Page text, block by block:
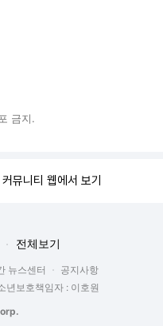
금지.
뮤니티 웹에서 보기
전체보기
뉴스센터
공지사항
년보호책임자 : 이호원